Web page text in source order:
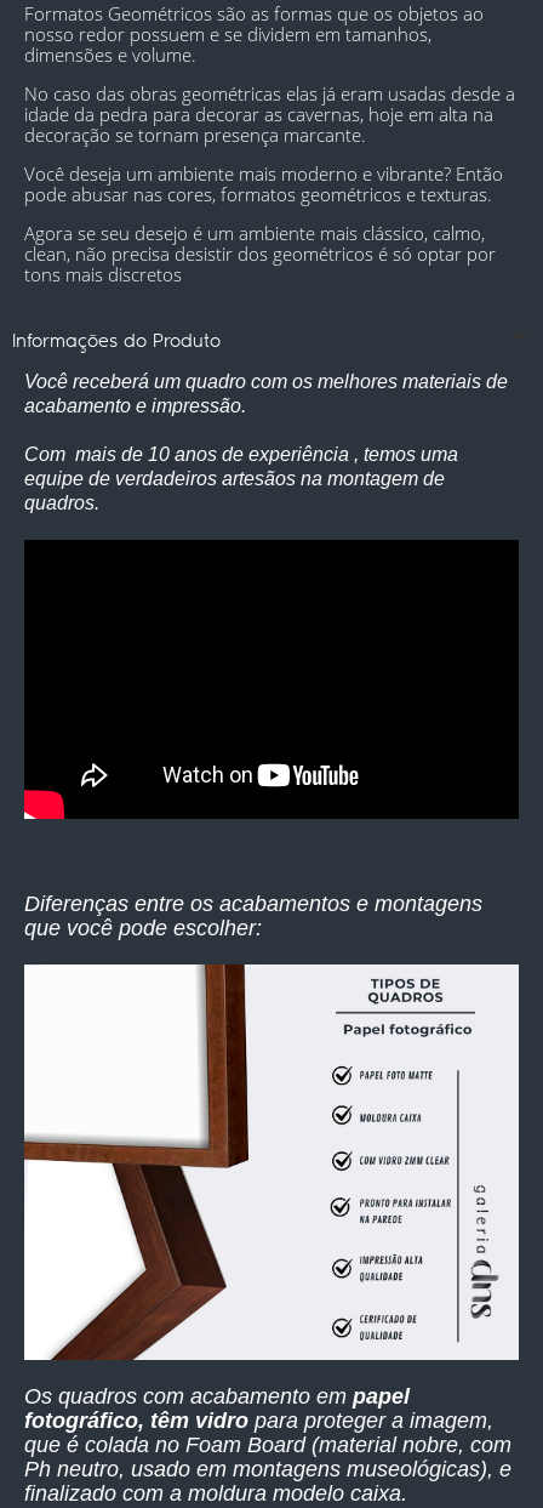
Formatos Geométricos são as formas que os objetos ao
nosso redor possuem e se dividem em tamanhos,
dimensões e volume.
No caso das obras geométricas elas já eram usadas desde a
idade da pedra para decorar as cavernas, hoje em alta na
decoração se tornam presença marcante.
Você deseja um ambiente mais moderno e vibrante? Então
pode abusar nas cores, formatos geométricos e texturas.
Agora se seu desejo é um ambiente mais clássico, calmo,
clean, não precisa desistir dos geométricos é só optar por
tons mais discretos
Informações do Produto
Você receberá um quadro com os melhores materiais de
acabamento e impressão.
Com mais de 10 anos de experiência , temos uma
equipe de verdadeiros artesãos na montagem de
quadros.
Diferenças entre os acabamentos e montagens
que você pode escolher:
Os quadros com acabamento em papel
fotográfico, têm vidro para proteger a imagem,
que é colada no Foam Board (material nobre, com
Ph neutro, usado em montagens museológicas), e
finalizado com a moldura modelo caixa.